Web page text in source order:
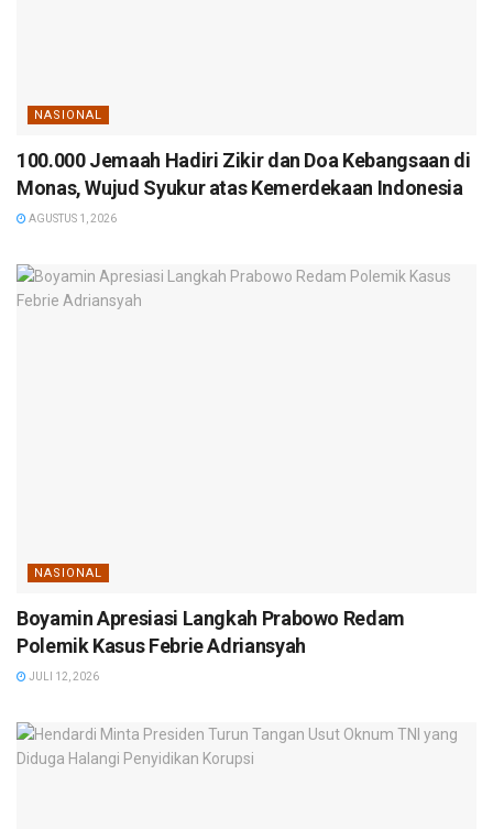
NASIONAL
100.000 Jemaah Hadiri Zikir dan Doa Kebangsaan di
Monas, Wujud Syukur atas Kemerdekaan Indonesia
AGUSTUS 1, 2026
NASIONAL
Boyamin Apresiasi Langkah Prabowo Redam
Polemik Kasus Febrie Adriansyah
JULI 12, 2026